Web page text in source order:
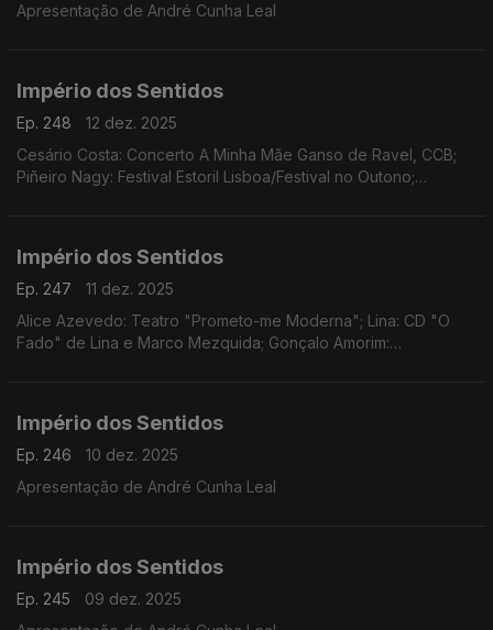
Apresentação de André Cunha Leal
Império dos Sentidos
Ep. 248
12 dez. 2025
Cesário Costa: Concerto A Minha Mãe Ganso de Ravel, CCB;
Piñeiro Nagy: Festival Estoril Lisboa/Festival no Outono;
Império dos Sentidos
Ep. 247
11 dez. 2025
Alice Azevedo: Teatro "Prometo-me Moderna"; Lina: CD "O
Fado" de Lina e Marco Mezquida; Gonçalo Amorim:
Império dos Sentidos
Ep. 246
10 dez. 2025
Apresentação de André Cunha Leal
Império dos Sentidos
Ep. 245
09 dez. 2025